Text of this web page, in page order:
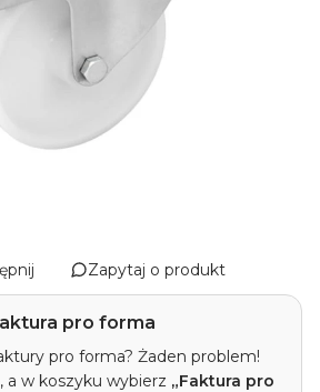
Zapytaj o produkt
pro forma
pro forma? Żaden problem!
a w koszyku wybierz „Faktura pro